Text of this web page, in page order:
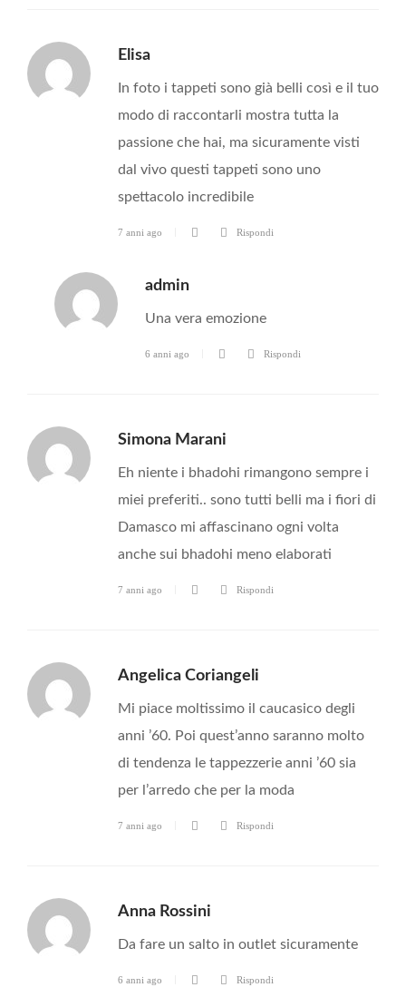
Elisa
In foto i tappeti sono già belli così e il tuo
modo di raccontarli mostra tutta la
passione che hai, ma sicuramente visti
dal vivo questi tappeti sono uno
spettacolo incredibile
7 anni ago Rispondi
admin
Una vera emozione
6 anni ago Rispondi
Simona Marani
Eh niente i bhadohi rimangono sempre i
miei preferiti.. sono tutti belli ma i fiori di
Damasco mi affascinano ogni volta
anche sui bhadohi meno elaborati
7 anni ago Rispondi
Angelica Coriangeli
Mi piace moltissimo il caucasico degli
anni ’60. Poi quest’anno saranno molto
di tendenza le tappezzerie anni ’60 sia
per l’arredo che per la moda
7 anni ago Rispondi
Anna Rossini
Da fare un salto in outlet sicuramente
6 anni ago Rispondi